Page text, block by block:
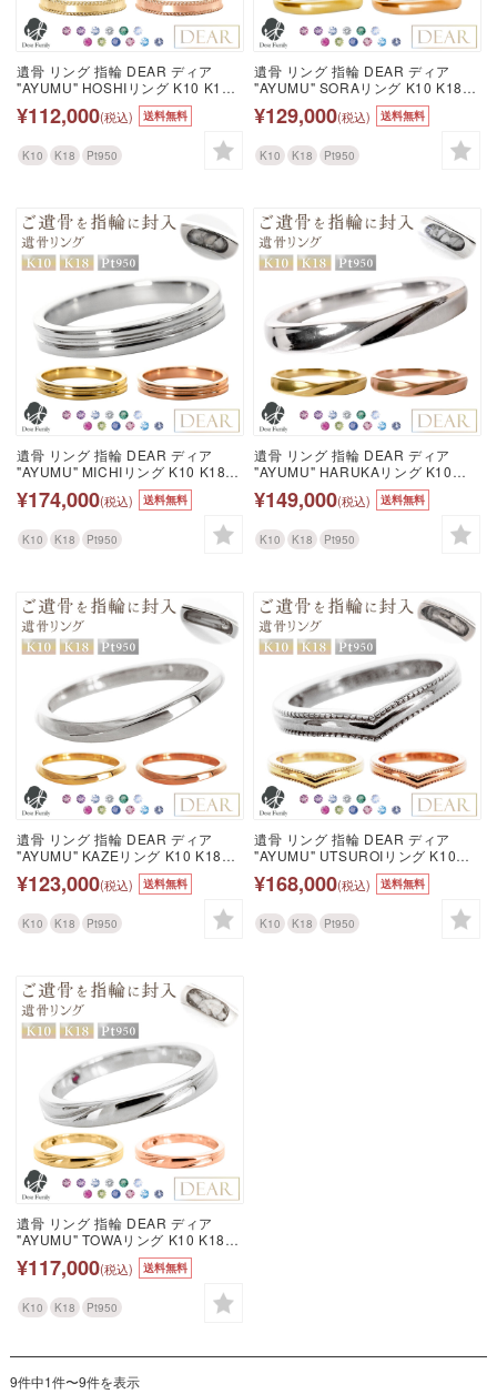
遺骨 リング 指輪 DEAR ディア
"AYUMU" HOSHIリング K10 K18
Pt950 シンプル 名入れ無料 樹脂 封
入 遺骨ジュエリー ILM-008 遺骨封
入 オーダーメイド 名入れ込 手元供
養 水子供養 人間 お骨 加工 遺骨ア
クセサリー メモリアルジュエリー
¥112,000(税込) 送料無料
K10 K18 Pt950
遺骨 リング 指輪 DEAR ディア
"AYUMU" SORAリング K10 K18
Pt950 シンプル 名入れ無料 樹脂 封
入 遺骨ジュエリー ILM-007 遺骨封
入 オーダーメイド 名入れ込 手元供
養 水子供養 人間 お骨 加工 遺骨ア
クセサリー メモリアルジュエリー
¥129,000(税込) 送料無料
K10 K18 Pt950
遺骨 リング 指輪 DEAR ディア
"AYUMU" MICHIリング K10 K18
Pt950 シンプル 名入れ無料 樹脂 封
入 遺骨ジュエリー ILM-009 遺骨封
入 オーダーメイド 名入れ込 手元供
養 水子供養 人間 お骨 加工 遺骨ア
クセサリー メモリアルジュエリー
¥174,000(税込) 送料無料
K10 K18 Pt950
遺骨 リング 指輪 DEAR ディア
"AYUMU" HARUKAリング K10
K18 Pt950 シンプル 名入れ無料 樹
脂 封入 遺骨ジュエリー ILM-004 遺
骨封入 オーダーメイド 名入れ込 手
元供養 水子供養 人間 お骨 加工 遺
骨アクセサリー メモリアルジュエ
¥149,000(税込) 送料無料
K10 K18 Pt950
遺骨 リング 指輪 DEAR ディア
"AYUMU" KAZEリング K10 K18
Pt950 シンプル 名入れ無料 樹脂 封
入 遺骨ジュエリー ILM-001 遺骨封
入 オーダーメイド 名入れ込 手元供
養 水子供養 人間 お骨 加工 遺骨ア
クセサリー メモリアルジュエリー
¥123,000(税込) 送料無料
K10 K18 Pt950
遺骨 リング 指輪 DEAR ディア
"AYUMU" UTSUROIリング K10
K18 Pt950 シンプル 名入れ無料 樹
脂 封入 遺骨ジュエリー ILM-003 遺
骨封入 オーダーメイド 名入れ込 手
元供養 水子供養 人間 お骨 加工 遺
骨アクセサリー メモリアルジュエ
¥168,000(税込) 送料無料
K10 K18 Pt950
遺骨 リング 指輪 DEAR ディア
"AYUMU" TOWAリング K10 K18
Pt950 シンプル 名入れ無料 樹脂 封
入 遺骨ジュエリー ILM-002 遺骨封
入 オーダーメイド 名入れ込 手元供
養 水子供養 人間 お骨 加工 遺骨ア
クセサリー メモリアルジュエリー
¥117,000(税込) 送料無料
K10 K18 Pt950
9件中1件〜9件を表示